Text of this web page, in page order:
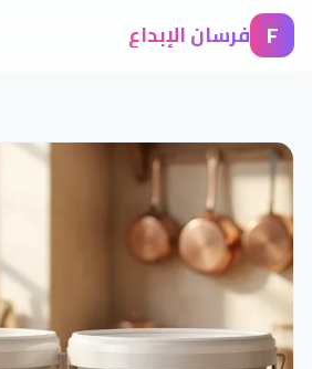
F فرسان الإبداع